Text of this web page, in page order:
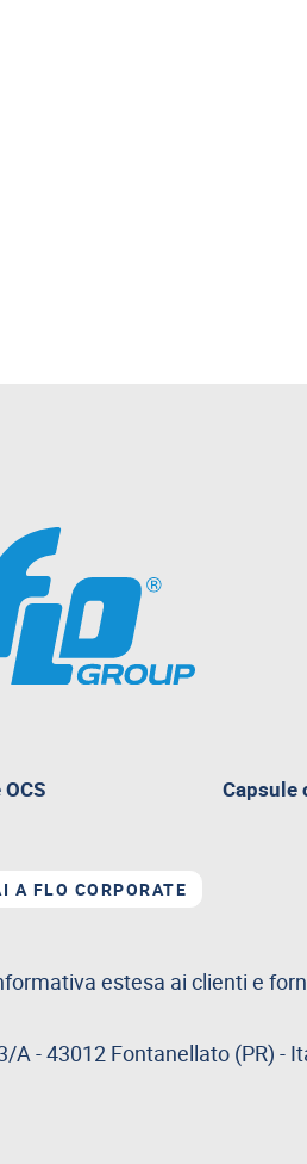
pagina
Capsule
A FLO CORPORATE
estesa ai clienti e
A - 43012 Fontanellato (PR) -